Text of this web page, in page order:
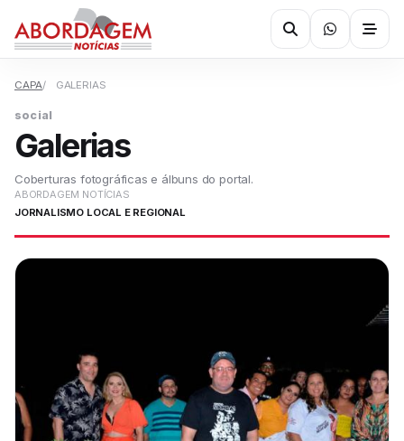
CAPA GALERIAS
social
Galerias
Coberturas fotográficas e álbuns do portal.
ABORDAGEM NOTÍCIAS
JORNALISMO LOCAL E REGIONAL